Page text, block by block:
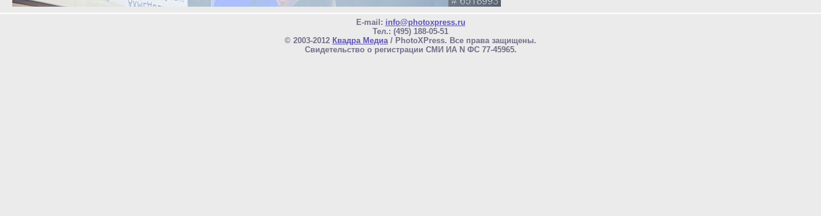
E-mail: info@photoxpress.ru
Тел.: (495) 188-05-51
© 2003-2012 Квадра Медиа/ PhotoXPress. Все права защищены.
Свидетельство о регистрации СМИ ИА N ФС 77-45965.